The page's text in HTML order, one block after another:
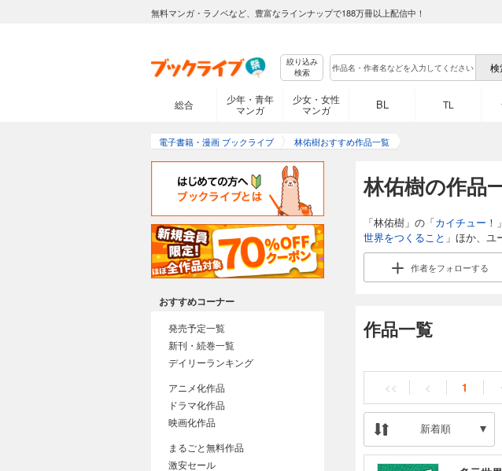
無料マンガ・ラノベなど、豊富なラインナップで188万冊以上配信中！
絞り込み
検索
総合
少年・青年
マンガ
少女・女性
マンガ
BL TL
電子書籍・漫画 ブックライブ 林佑樹おすすめ作品一覧
林佑樹の作品
「林佑樹」の「カイチュー！
世界をつくること 」ほか、ユ
作者をフォローする
作品一覧
<< < 1 ・
新着順
おすすめコーナー
発売予定一覧
新刊・続巻一覧
デイリーランキング
アニメ化作品
ドラマ化作品
映画化作品
まるごと無料作品
激安セール